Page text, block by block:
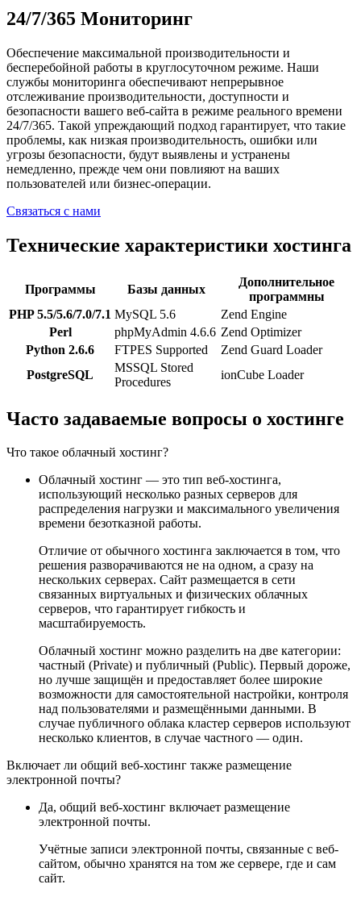
24/7/365 Мониторинг
Обеспечение максимальной производительности и
бесперебойной работы в круглосуточном режиме. Наши
службы мониторинга обеспечивают непрерывное
отслеживание производительности, доступности и
безопасности вашего веб-сайта в режиме реального времени
24/7/365. Такой упреждающий подход гарантирует, что такие
проблемы, как низкая производительность, ошибки или
угрозы безопасности, будут выявлены и устранены
немедленно, прежде чем они повлияют на ваших
пользователей или бизнес-операции.
Связаться с нами
Технические характеристики хостинга
Программы Базы данных
Дополнительное
программны
PHP 5.5/5.6/7.0/7.1 MySQL 5.6
Zend Engine
Perl
phpMyAdmin 4.6.6 Zend Optimizer
Python 2.6.6
FTPES Supported
Zend Guard Loader
PostgreSQL
MSSQL Stored
Procedures
ionCube Loader
Часто задаваемые вопросы о хостинге
Что такое облачный хостинг?
Облачный хостинг — это тип веб-хостинга,
использующий несколько разных серверов для
распределения нагрузки и максимального увеличения
времени безотказной работы.
Отличие от обычного хостинга заключается в том, что
решения разворачиваются не на одном, а сразу на
нескольких серверах. Сайт размещается в сети
связанных виртуальных и физических облачных
серверов, что гарантирует гибкость и
масштабируемость.
Облачный хостинг можно разделить на две категории:
частный (Private) и публичный (Public). Первый дороже,
но лучше защищён и предоставляет более широкие
возможности для самостоятельной настройки, контроля
над пользователями и размещёнными данными. В
случае публичного облака кластер серверов используют
несколько клиентов, в случае частного — один.
Включает ли общий веб-хостинг также размещение
электронной почты?
Да, общий веб-хостинг включает размещение
электронной почты.
Учётные записи электронной почты, связанные с веб-
сайтом, обычно хранятся на том же сервере, где и сам
сайт.